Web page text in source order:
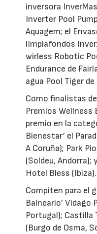
inversora
Inverter Pool
Aquagem; el
limpiafondos
wirless Robotic
Endurance de
agua Pool Tiger
Como finalistas
Premios Wellness
premio en la
Bienestar’ el
A Coruña); Park
(Soldeu, Andorra);
Hotel Bless (Ibiza).
Compiten para el
Balneario’ Vidago
Portugal); Castilla
(Burgo de Osma,